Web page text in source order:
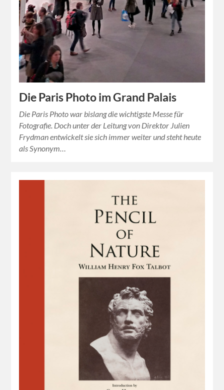
Die Paris Photo im Grand Palais
Die Paris Photo war bislang die wichtigste Messe für
Fotografie. Doch unter der Leitung von Direktor Julien
Frydman entwickelt sie sich immer weiter und steht heute
als Synonym…